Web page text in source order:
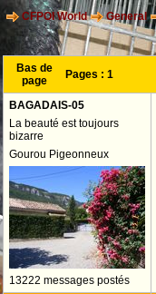
CFPOI World General
Bas de
page
Pages : 1
BAGADAIS-05
La beauté est toujours
bizarre
Gourou Pigeonneux
13222 messages postés